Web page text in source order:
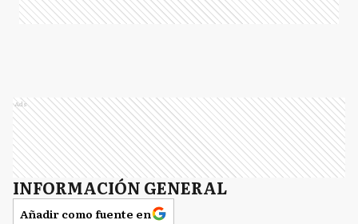
Ads
INFORMACIÓN GENERAL
Añadir como fuente en